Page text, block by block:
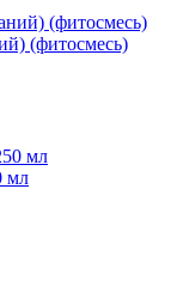
(фитосмесь)
мл